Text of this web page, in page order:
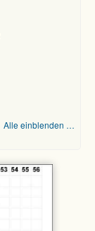
Alle einblenden …